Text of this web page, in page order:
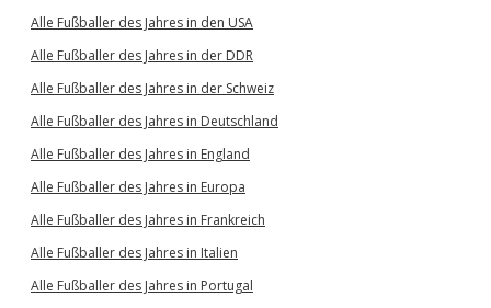
Alle Fußballer des Jahres in den USA
Alle Fußballer des Jahres in der DDR
Alle Fußballer des Jahres in der Schweiz
Alle Fußballer des Jahres in Deutschland
Alle Fußballer des Jahres in England
Alle Fußballer des Jahres in Europa
Alle Fußballer des Jahres in Frankreich
Alle Fußballer des Jahres in Italien
Alle Fußballer des Jahres in Portugal